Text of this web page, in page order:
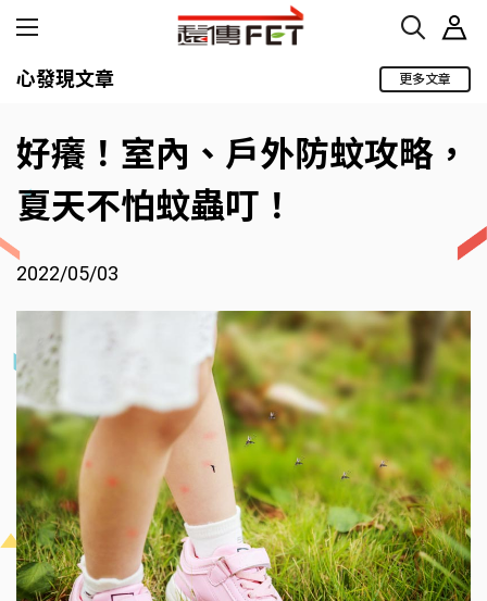
心發現文章 更多文章
好癢！室內、戶外防蚊攻略，
夏天不怕蚊蟲叮！
2022/05/03